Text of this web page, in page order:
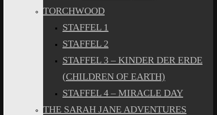
TORCHWOOD
STAFFEL 1
STAFFEL 2
STAFFEL 3 – KINDER DER ERDE
(CHILDREN OF EARTH)
STAFFEL 4 – MIRACLE DAY
THE SARAH JANE ADVENTURES